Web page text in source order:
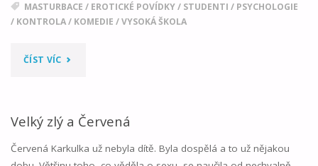
MASTURBACE / EROTICKÉ POVÍDKY/ STUDENTI / PSYCHOLOGIE
/ KONTROLA/ KOMEDIE /VYSOKÁ ŠKOLA
ČÍST VÍC"EPIDEMIE
MASTURBACE"
Velký zlý a Červená
Červená Karkulka už nebyla dítě. Byla dospělá a to už nějakou